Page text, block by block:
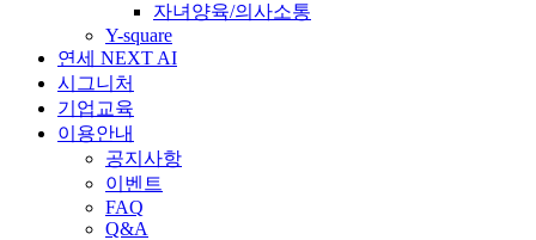
자녀양육/의사소통
Y-square
연세 NEXT AI
시그니처
기업교육
이용안내
공지사항
이벤트
FAQ
Q&A